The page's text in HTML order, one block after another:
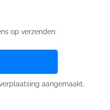
op verzenden:
aangemaakt.